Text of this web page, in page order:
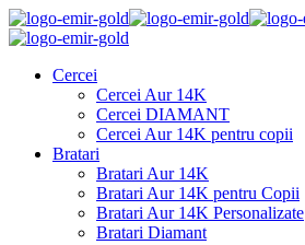
Cercei
Cercei Aur 14K
Cercei DIAMANT
Cercei Aur 14K pentru copii
Bratari
Bratari Aur 14K
Bratari Aur 14K pentru Copii
Bratari Aur 14K Personalizate
Bratari Diamant